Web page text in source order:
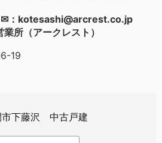
kotesashi@arcrest.co.jp
所（アークレスト）
19
市下藤沢 中古戸建